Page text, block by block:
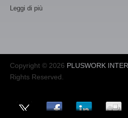
Leggi di più
Copyright © 2026 PLUSWORK
Rights Reserved.